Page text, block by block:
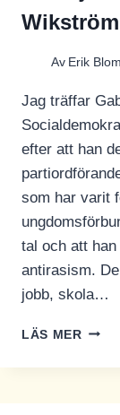
Wikström
Av Erik Blom
Jag träffar
efter att han
som har varit
tal och att
antirasism.
jobb, skola…
LÄS MER